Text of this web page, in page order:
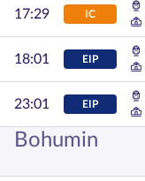
17:29 IC
18:01 EIP
23:01 EIP
Bohumin